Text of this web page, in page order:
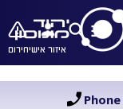
חירוםאיזור אישי
Phone